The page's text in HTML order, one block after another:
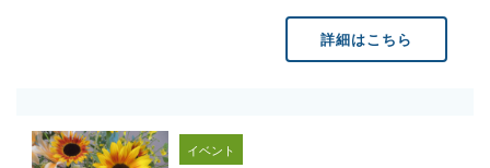
詳細はこちら
イベント